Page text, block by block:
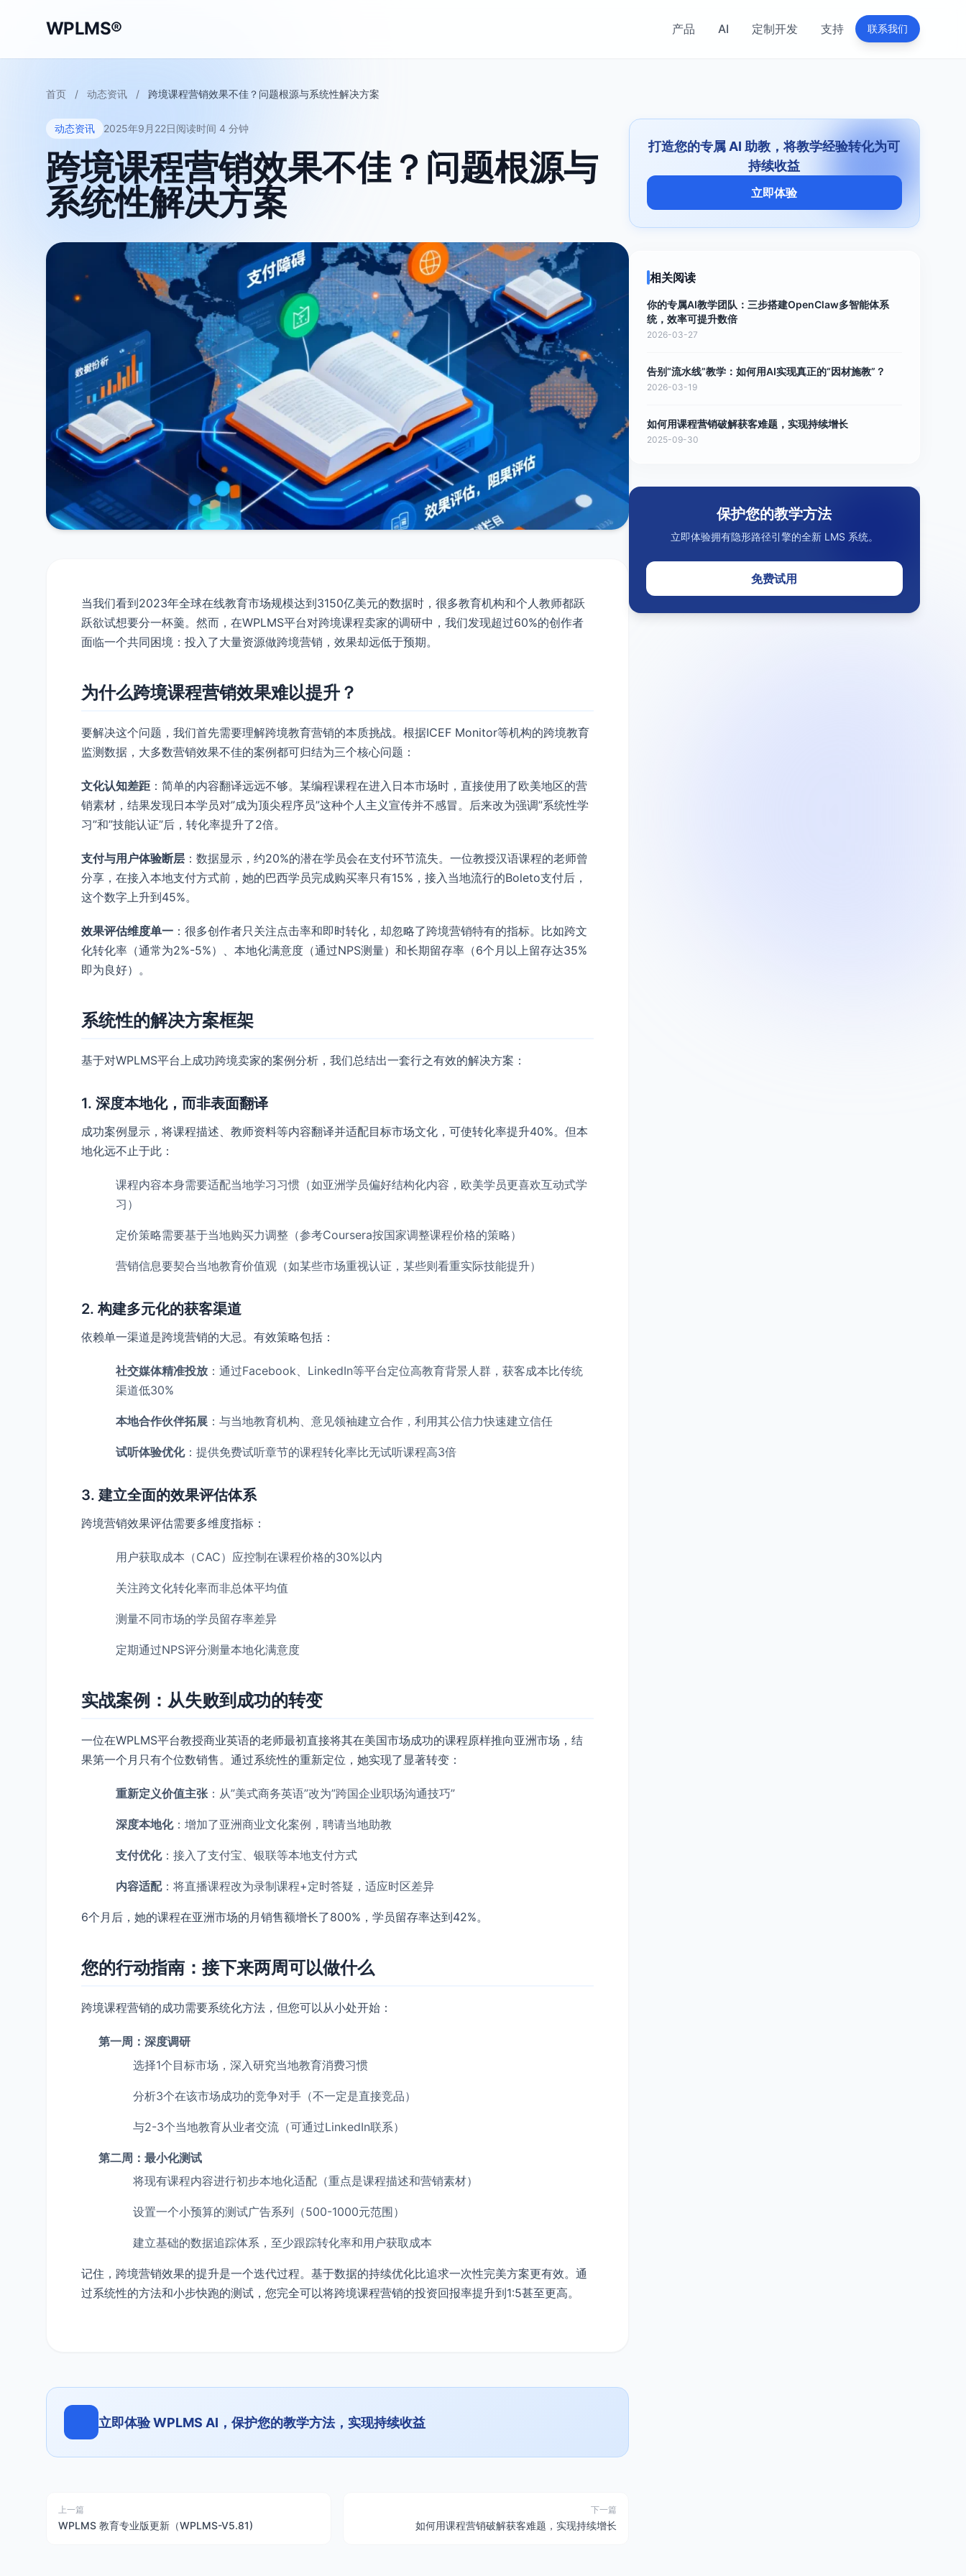
WPLMS® 产品 AI 定制开发 支持 联系我们
首页 / 动态资讯 / 跨境课程营销效果不佳？问题根源与系统性解决方案
动态资讯 2025年9月22日阅读时间 4 分钟
跨境课程营销效果不佳？问题根源与
系统性解决方案
当我们看到2023年全球在线教育市场规模达到3150亿美元的数据时，很多教育机构和个人教师都跃
跃欲试想要分一杯羹。然而，在WPLMS平台对跨境课程卖家的调研中，我们发现超过60%的创作者
面临一个共同困境：投入了大量资源做跨境营销，效果却远低于预期。
为什么跨境课程营销效果难以提升？
要解决这个问题，我们首先需要理解跨境教育营销的本质挑战。根据ICEF Monitor等机构的跨境教育
监测数据，大多数营销效果不佳的案例都可归结为三个核心问题：
文化认知差距 ​：简单的内容翻译远远不够。某编程课程在进入日本市场时，直接使用了欧美地区的营
销素材，结果发现日本学员对”成为顶尖程序员”这种个人主义宣传并不感冒。后来改为强调”系统性学
习”和”技能认证”后，转化率提升了2倍。
支付与用户体验断层 ​：数据显示，约20%的潜在学员会在支付环节流失。一位教授汉语课程的老师曾
分享，在接入本地支付方式前，她的巴西学员完成购买率只有15%，接入当地流行的Boleto支付后，
这个数字上升到45%。
效果评估维度单一 ​：很多创作者只关注点击率和即时转化，却忽略了跨境营销特有的指标。比如跨文
化转化率（通常为2%-5%）、本地化满意度（通过NPS测量）和长期留存率（6个月以上留存达35%
即为良好）。
系统性的解决方案框架
基于对WPLMS平台上成功跨境卖家的案例分析，我们总结出一套行之有效的解决方案：
1. 深度本地化，而非表面翻译
成功案例显示，将课程描述、教师资料等内容翻译并适配目标市场文化，可使转化率提升40%。但本
地化远不止于此：
课程内容本身需要适配当地学习习惯（如亚洲学员偏好结构化内容，欧美学员更喜欢互动式学
习）
定价策略需要基于当地购买力调整（参考Coursera按国家调整课程价格的策略）
营销信息要契合当地教育价值观（如某些市场重视认证，某些则看重实际技能提升）
2. 构建多元化的获客渠道
依赖单一渠道是跨境营销的大忌。有效策略包括：
社交媒体精准投放 ​：通过Facebook、LinkedIn等平台定位高教育背景人群，获客成本比传统
渠道低30%
本地合作伙伴拓展 ​：与当地教育机构、意见领袖建立合作，利用其公信力快速建立信任
试听体验优化​：提供免费试听章节的课程转化率比无试听课程高3倍
3. 建立全面的效果评估体系
跨境营销效果评估需要多维度指标：
用户获取成本（CAC）应控制在课程价格的30%以内
关注跨文化转化率而非总体平均值
测量不同市场的学员留存率差异
定期通过NPS评分测量本地化满意度
实战案例：从失败到成功的转变
一位在WPLMS平台教授商业英语的老师最初直接将其在美国市场成功的课程原样推向亚洲市场，结
果第一个月只有个位数销售。通过系统性的重新定位，她实现了显著转变：
重新定义价值主张​：从”美式商务英语”改为”跨国企业职场沟通技巧”
深度本地化​：增加了亚洲商业文化案例，聘请当地助教
支付优化​：接入了支付宝、银联等本地支付方式
内容适配​：将直播课程改为录制课程+定时答疑，适应时区差异
6个月后，她的课程在亚洲市场的月销售额增长了800%，学员留存率达到42%。
您的行动指南：接下来两周可以做什么
跨境课程营销的成功需要系统化方法，但您可以从小处开始：
第一周：深度调研
选择1个目标市场，深入研究当地教育消费习惯
分析3个在该市场成功的竞争对手（不一定是直接竞品）
与2-3个当地教育从业者交流（可通过LinkedIn联系）
第二周：最小化测试
将现有课程内容进行初步本地化适配（重点是课程描述和营销素材）
设置一个小预算的测试广告系列（500-1000元范围）
建立基础的数据追踪体系，至少跟踪转化率和用户获取成本
记住，跨境营销效果的提升是一个迭代过程。基于数据的持续优化比追求一次性完美方案更有效。通
过系统性的方法和小步快跑的测试，您完全可以将跨境课程营销的投资回报率提升到1:5甚至更高。
立即体验 WPLMS AI，保护您的教学方法，实现持续收益
上一篇
WPLMS 教育专业版更新（WPLMS-V5.81)
下一篇
如何用课程营销破解获客难题，实现持续增长
打造您的专属 AI 助教，将教学经验转化为可
持续收益
立即体验
相关阅读
你的专属AI教学团队：三步搭建OpenClaw多智能体系
统，效率可提升数倍
2026-03-27
告别“流水线”教学：如何用AI实现真正的“因材施教”？
2026-03-19
如何用课程营销破解获客难题，实现持续增长
2025-09-30
保护您的教学方法
立即体验拥有隐形路径引擎的全新 LMS 系统。
免费试用